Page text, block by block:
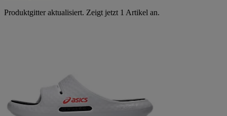
Produktgitter aktualisiert. Zeigt jetzt 1 Artikel an.